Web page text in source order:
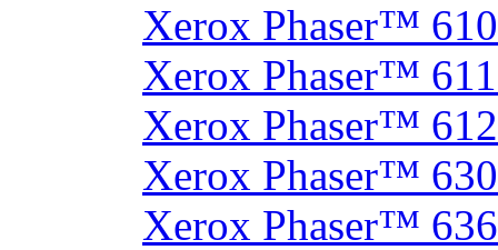
Xerox Phaser™
Xerox Phaser™
Xerox Phaser™
Xerox Phaser™
Xerox Phaser™